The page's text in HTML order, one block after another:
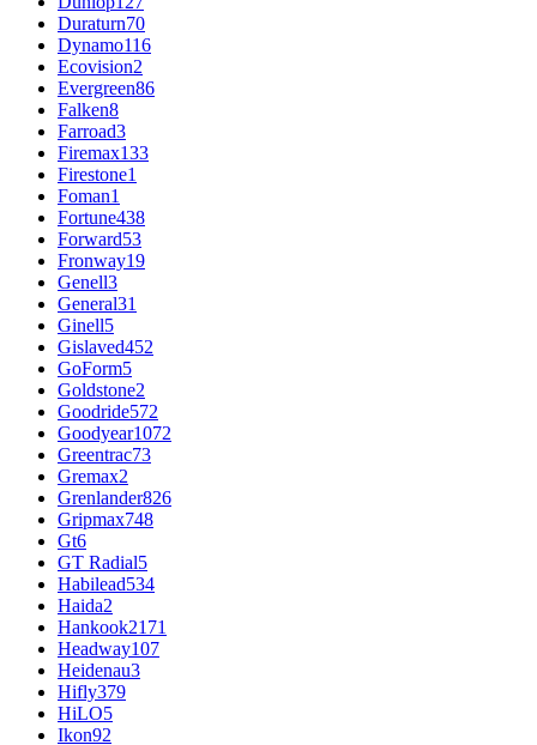
Duraturn70
Dynamo116
Ecovision2
Evergreen86
Falken8
Farroad3
Firemax133
Firestone1
Foman1
Fortune438
Forward53
Fronway19
Genell3
General31
Ginell5
Gislaved452
GoForm5
Goldstone2
Goodride572
Goodyear1072
Greentrac73
Gremax2
Grenlander826
Gripmax748
Gt6
GT Radial5
Habilead534
Haida2
Hankook2171
Headway107
Heidenau3
Hifly379
HiLO5
Ikon92